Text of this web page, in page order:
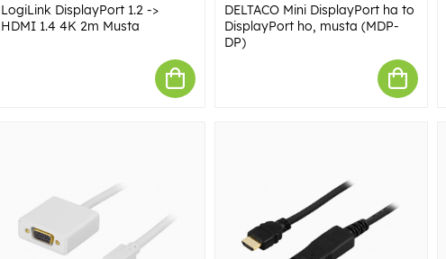
LogiLink DisplayPort 1.2 ->
HDMI 1.4 4K 2m Musta
DELTACO Mini DisplayPort ha to
DisplayPort ho, musta (MDP-
DP)